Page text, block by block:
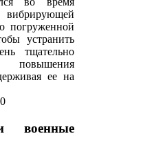
погруженной
устранить
тщательно
повышения
ее на
военные